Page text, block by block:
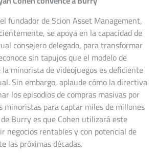
fundador de Scion Asset Management,
se apoya en la capacidad de
consejero delegado, para transformar
sin tapujos que el modelo de
minorista de videojuegos es deficiente
Sin embargo, aplaude cómo la directiva
los episodios de compras masivas por
minoristas para captar miles de millones
Burry es que Cohen utilizará este
negocios rentables y con potencial de
las próximas décadas.